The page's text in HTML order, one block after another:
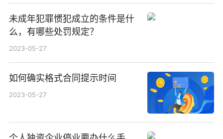
未成年犯罪惯犯成立的条件是什
么，有哪些处罚规定？
2023-05-27
如何确实格式合同提示时间
2023-05-27